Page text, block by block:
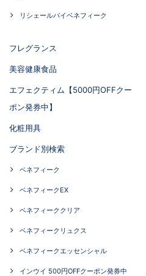
リシェールバイベネフィーク
フレグランス
美容健康食品
エフェクティム【5000円OFFクー
ポン発券中】
化粧用具
ブランド別検索
ベネフィーク
ベネフィークEX
ベネフィーククリア
ベネフィークリュクス
ベネフィークエッセンシャル
インウイ 500円OFFクーポン発券中